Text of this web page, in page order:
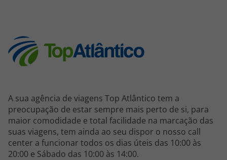
A sua agência de viagens Top Atlântico tem a
preocupação de estar sempre mais perto de si, para
maior comodidade e total facilidade na marcação das
suas viagens, tem ainda ao seu dispor o nosso call
center a funcionar todos os dias úteis das 10:00 às
20:00 e Sábado das 10:00 às 14:00.